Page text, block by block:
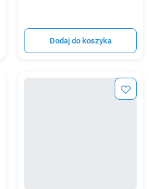
Dodaj do koszyka